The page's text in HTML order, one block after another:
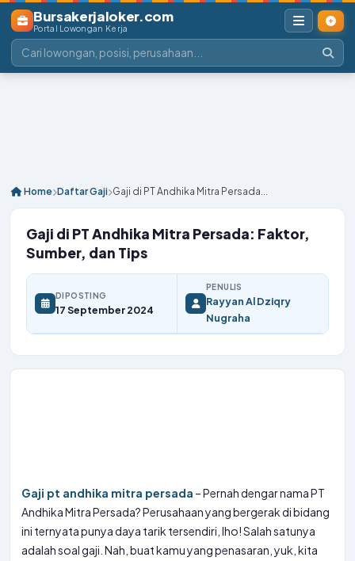
Bursakerjaloker.com
Portal Lowongan Kerja
Home Daftar Gaji Gaji di PT Andhika Mitra Persada...
Gaji di PT Andhika Mitra Persada: Faktor,
Sumber, dan Tips
DIPOSTING
17 September 2024
PENULIS
Rayyan Al Dziqry
Nugraha
Gaji pt andhika mitra persada – Pernah dengar nama PT
Andhika Mitra Persada? Perusahaan yang bergerak di bidang
ini ternyata punya daya tarik tersendiri, lho! Salah satunya
adalah soal gaji. Nah, buat kamu yang penasaran, yuk, kita